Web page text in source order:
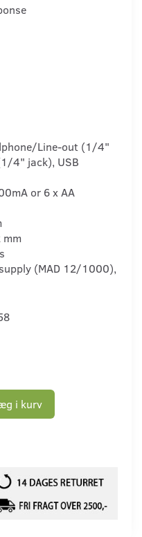
Line-out (1/4"
4" jack), USB
or 6 x AA
(MAD 12/1000),
i kurv